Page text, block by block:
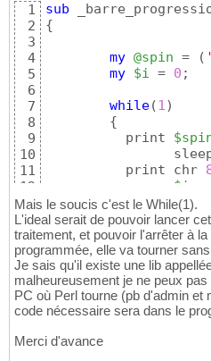
1
2
3
4
5
6
7
8
9
10
11
12
13
14
sub
{
my @spin = (
my $i = 0
while(1)
{
      	  print
      	  print chr
$i
}
}
Mais le soucis c'est le While(1).
L'ideal serait de pouvoir lancer
traitement, et pouvoir l'arrêter à la
programmée, elle va tourner
Je sais qu'il existe une lib
malheureusement je ne peux
PC où Perl tourne (pb d'admin et
code nécessaire sera dans le
Merci d'avance